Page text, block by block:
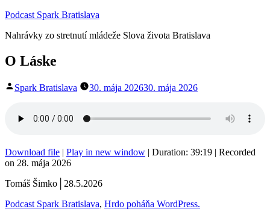
Prejsť
obsah
Podcast Spark Bratislava
Nahrávky zo stretnutí mládeže Slova života Bratislava
O Láske
Publikoval
Spark Bratislava 30. mája 202630. mája 2026
Download file | Play in new window | Duration: 39:19 | Recorded
on 28. mája 2026
Tomáš Šimko│28.5.2026
Podcast Spark Bratislava, Hrdo poháňa WordPress.